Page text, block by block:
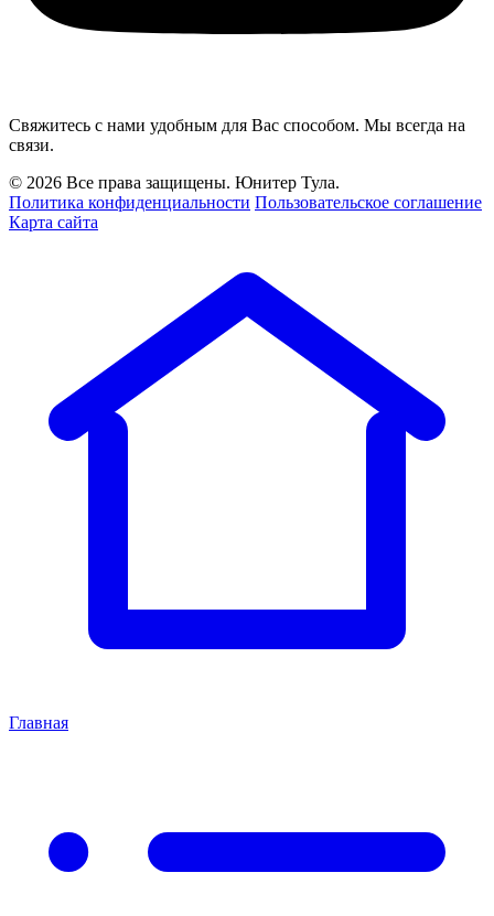
Свяжитесь с нами удобным для Вас способом. Мы всегда на
связи.
© 2026 Все права защищены. Юнитер Тула.
Политика конфиденциальности Пользовательское соглашение
Карта сайта
Главная